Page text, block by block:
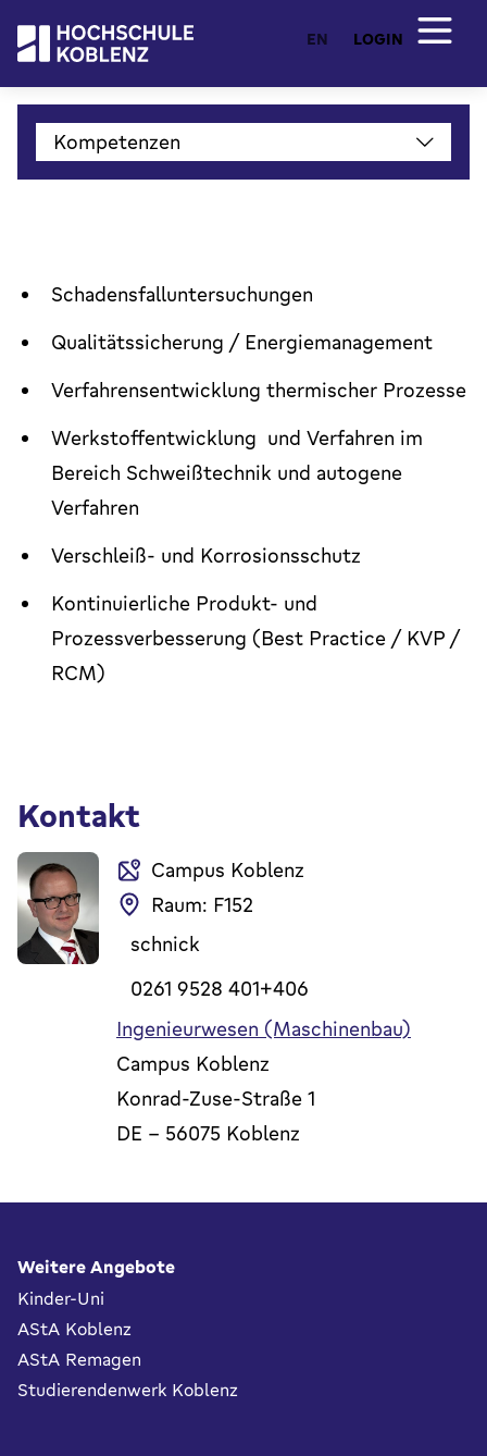
EN LOGIN
Kompetenzen
Schadensfalluntersuchungen
Qualitätssicherung / Energiemanagement
Verfahrensentwicklung thermischer Prozesse
Werkstoffentwicklung und Verfahren im
Bereich Schweißtechnik und autogene
Verfahren
Verschleiß- und Korrosionsschutz
Kontinuierliche Produkt- und
Prozessverbesserung (Best Practice / KVP /
RCM)
Kontakt
Campus Koblenz
Raum: F152
schnick
0261 9528 401+406
Ingenieurwesen (Maschinenbau)
Campus Koblenz
Konrad-Zuse-Straße 1
DE - 56075 Koblenz
Fußbereich
Weitere Angebote
Kinder-Uni
AStA Koblenz
AStA Remagen
Studierendenwerk Koblenz